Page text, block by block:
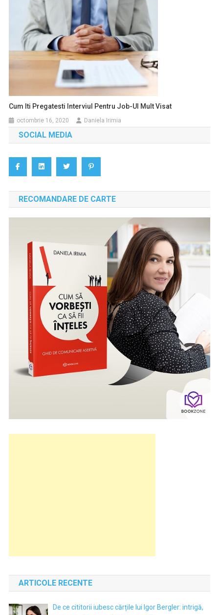
Cum Iti Pregatesti Interviul Pentru Job-Ul Mult Visat
octombrie 16, 2020 Daniela Irimia
SOCIAL MEDIA
RECOMANDARE DE CARTE
ARTICOLE RECENTE
De ce cititorii iubesc cărțile lui Igor Bergler: intrigă,